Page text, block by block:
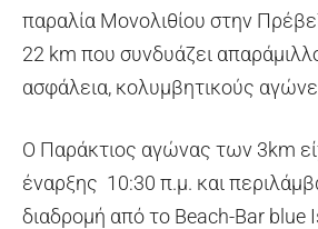
παραλία Μονολιθίου στην
22 km που συνδυάζει
ασφάλεια, κολυμβητικούς
Ο Παράκτιος αγώνας των 3km
έναρξης 10:30 π.μ. και
διαδρομή από το Βeach-Bar blue